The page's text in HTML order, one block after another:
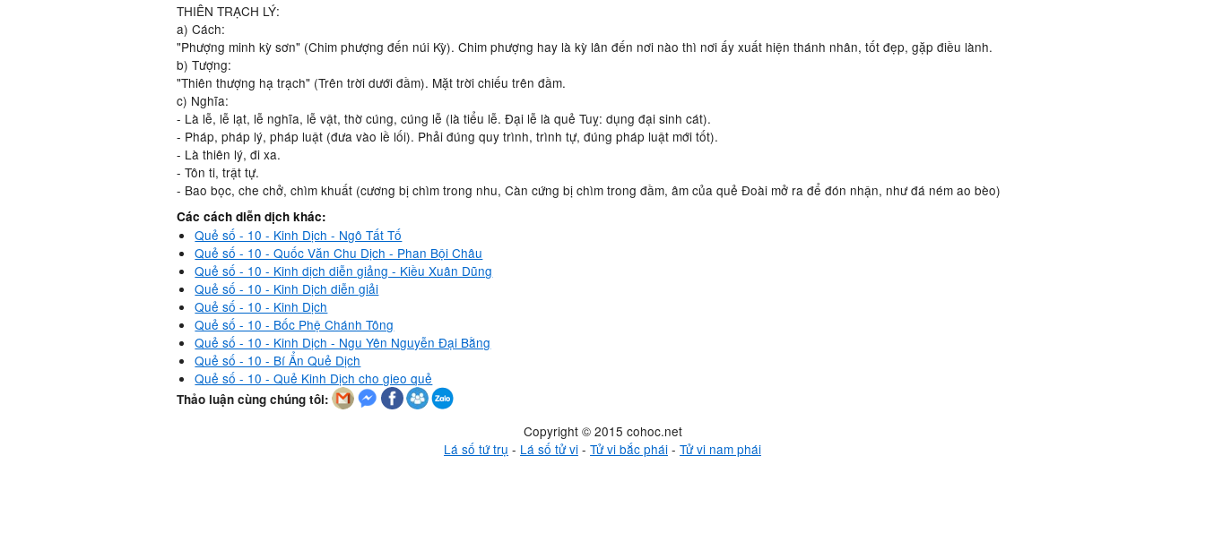
THIÊN TRẠCH LÝ:
a) Cách:
"Phượng minh kỳ sơn" (Chim phượng đến núi Kỳ). Chim phượng hay là kỳ lân đến nơi nào thì nơi ấy xuất hiện thánh nhân, tốt đẹp, gặp điều lành.
b) Tượng:
"Thiên thượng hạ trạch" (Trên trời dưới đầm). Mặt trời chiếu trên đầm.
c) Nghĩa:
- Là lễ, lễ lạt, lễ nghĩa, lễ vật, thờ cúng, cúng lễ (là tiểu lễ. Đại lễ là quẻ Tuỵ: dụng đại sinh cát).
- Pháp, pháp lý, pháp luật (đưa vào lề lối). Phải đúng quy trình, trình tự, đúng pháp luật mới tốt).
- Là thiên lý, đi xa.
- Tôn ti, trật tự.
- Bao bọc, che chở, chìm khuất (cương bị chìm trong nhu, Càn cứng bị chìm trong đầm, âm của quẻ Đoài mở ra để đón nhận, như đá ném ao bèo)
Các cách diễn dịch khác:
Quẻ số - 10 - Kinh Dịch - Ngô Tất Tố
Quẻ số - 10 - Quốc Văn Chu Dịch - Phan Bội Châu
Quẻ số - 10 - Kinh dịch diễn giảng - Kiều Xuân Dũng
Quẻ số - 10 - Kinh Dịch diễn giải
Quẻ số - 10 - Kinh Dịch
Quẻ số - 10 - Bốc Phệ Chánh Tông
Quẻ số - 10 - Kinh Dịch - Ngu Yên Nguyễn Đại Bằng
Quẻ số - 10 - Bí Ẩn Quẻ Dịch
Quẻ số - 10 - Quẻ Kinh Dịch cho gieo quẻ
Thảo luận cùng chúng tôi:
Copyright © 2015 cohoc.net
Lá số tứ trụ - Lá số tử vi - Tử vi bắc phái - Tử vi nam phái